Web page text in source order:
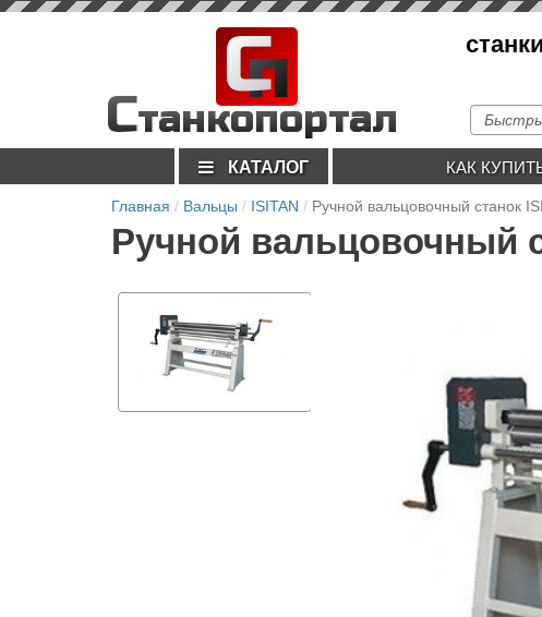
п
С
Станкопортал
станки
КАТАЛОГ КАК
Главная Вальцы ISITAN Ручной вальцовочный станок
Ручной вальцовочный